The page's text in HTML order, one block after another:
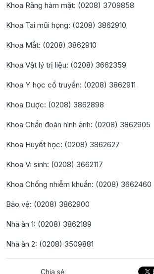
Khoa Răng hàm mặt: (0208) 3709858
Khoa Tai mũi họng: (0208) 3862910
Khoa Mắt: (0208) 3862910
Khoa Vật lý trị liệu: (0208) 3662359
Khoa Y học cổ truyền: (0208) 3862911
Khoa Dược: (0208) 3862898
Khoa Chẩn đoán hình ảnh: (0208) 3862905
Khoa Huyết học: (0208) 3862627
Khoa Vi sinh: (0208) 3662117
Khoa Chống nhiễm khuẩn: (0208) 3662460
Bảo vệ: (0208) 3862900
Nhà ăn 1: (0208) 3862189
Nhà ăn 2: (0208) 3509881
Chia sẻ: